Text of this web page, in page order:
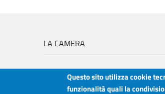
LA CAMERA
Questo sito utilizza cookie
funzionalità quali la